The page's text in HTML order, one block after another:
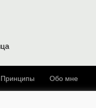
Принципы Обо мне